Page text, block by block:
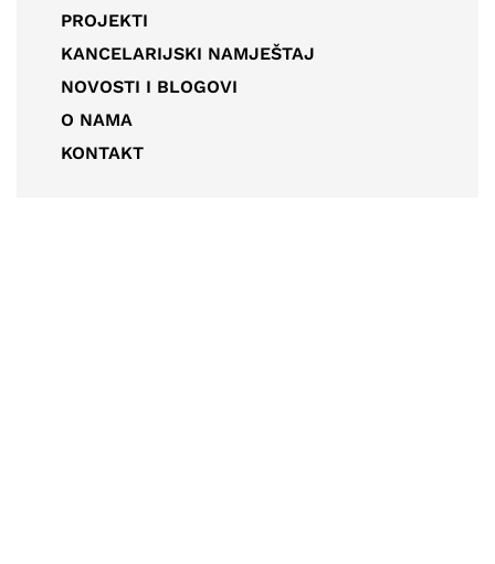
PROJEKTI
KANCELARIJSKI NAMJEŠTAJ
NOVOSTI I BLOGOVI
O NAMA
KONTAKT